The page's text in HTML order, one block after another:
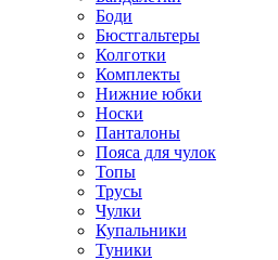
Боди
Бюстгальтеры
Колготки
Комплекты
Нижние юбки
Носки
Панталоны
Поясa для чулок
Топы
Трусы
Чулки
Купальники
Туники